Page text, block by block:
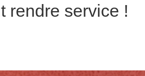
rendre service !